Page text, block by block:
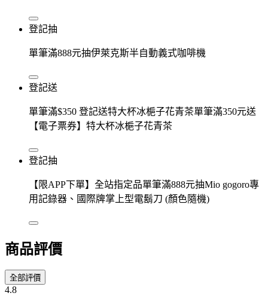
登記抽
單筆滿888元抽伊萊克斯半自動義式咖啡機
登記送
單筆滿$350 登記送特大杯冰梔子花青茶單筆滿350元送
【電子票券】特大杯冰梔子花青茶
登記抽
【限APP下單】全站指定品單筆滿888元抽Mio gogoro專
用記錄器、國際牌掌上型電鬍刀 (顏色隨機)
商品評價
全部評價
4.8